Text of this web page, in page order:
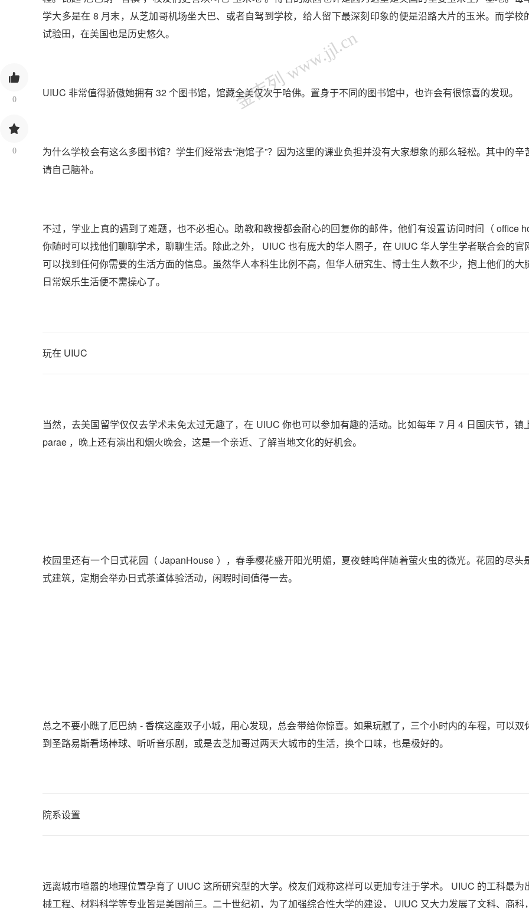
0
0
学大多是在 8 月末，从芝加哥机场坐大巴、或者自驾到学校，给人留下最深刻印象的便是沿路大片的玉米。而学校
试验田，在美国也是历史悠久。
UIUC 非常值得骄傲她拥有 32 个图书馆，馆藏全美仅次于哈佛。置身于不同的图书馆中，也许会有很惊喜的发现。
为什么学校会有这么多图书馆？学生们经常去“泡馆子”？因为这里的课业负担并没有大家想象的那么轻松。其中的辛
请自己脑补。
不过，学业上真的遇到了难题，也不必担心。助教和教授都会耐心的回复你的邮件，他们有设置访问时间（ office
你随时可以找他们聊聊学术，聊聊生活。除此之外， UIUC 也有庞大的华人圈子，在 UIUC 华人学生学者联合会的官
可以找到任何你需要的生活方面的信息。虽然华人本科生比例不高，但华人研究生、博士生人数不少，抱上他们的大
日常娱乐生活便不需操心了。
玩在 UIUC
当然，去美国留学仅仅去学术未免太过无趣了，在 UIUC 你也可以参加有趣的活动。比如每年 7 月 4 日国庆节，镇
parae ，晚上还有演出和烟火晚会，这是一个亲近、了解当地文化的好机会。
校园里还有一个日式花园（ JapanHouse ），春季樱花盛开阳光明媚，夏夜蛙鸣伴随着萤火虫的微光。花园的尽头
式建筑，定期会举办日式茶道体验活动，闲暇时间值得一去。
总之不要小瞧了厄巴纳 - 香槟这座双子小城，用心发现，总会带给你惊喜。如果玩腻了，三个小时内的车程，可以双
到圣路易斯看场棒球、听听音乐剧，或是去芝加哥过两天大城市的生活，换个口味，也是极好的。
院系设置
远离城市喧嚣的地理位置孕育了 UIUC 这所研究型的大学。校友们戏称这样可以更加专注于学术。 UIUC 的工科最为
械工程、材料科学等专业皆是美国前三。二十世纪初，为了加强综合性大学的建设， UIUC 又大力发展了文科、商科
金吉列 www.jjl.cn